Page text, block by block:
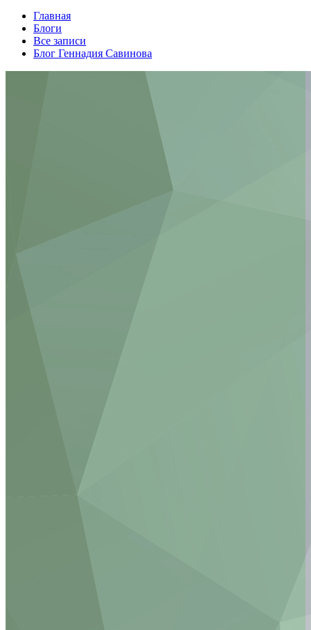
Главная
Блоги
Все записи
Блог Геннадия Савинова